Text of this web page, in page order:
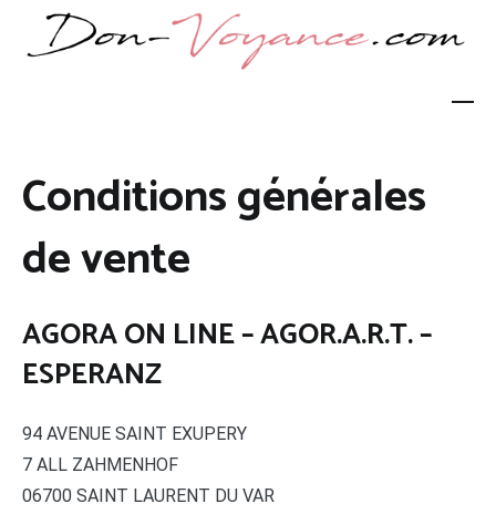
contenu
Conditions générales
de vente
AGORA ON LINE – AGOR.A.R.T. –
ESPERANZ
94 AVENUE SAINT EXUPERY
7 ALL ZAHMENHOF
06700 SAINT LAURENT DU VAR